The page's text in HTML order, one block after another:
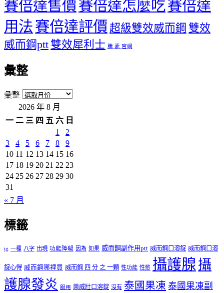
賽倍達售價 賽倍達怎麼吃賽倍達
用法賽倍達評價 超級雙效威而鋼 雙效
威而鋼ptt 雙效犀利士 騰 素 官網
彙整
彙整
2026 年 8 月
一 二 三 四 五 六 日
1
2
3
4 5 6 7 8
9
10 11 12 13 14 15 16
17 18 19 20 21 22 23
24 25 26 27 28 29 30
31
« 7 月
標籤
ig 一種 八字 出現 功能障礙 因為 如果 威而鋼副作用ptt 威而鋼口溶錠 威而鋼口溶
錠心得 威而鋼哪裡買 威而鋼 四 分 之 一顆 性功能 性慾 攝護腺 攝
護腺發炎
服用 樂威壯口溶錠 沒有 泰國果凍 泰國果凍副